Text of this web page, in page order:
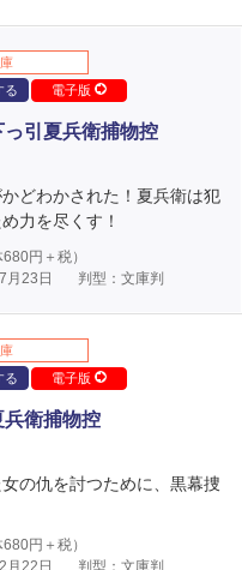
る
電子版
引夏兵衛捕物控
どわかされた！夏兵衛は犯
力を尽くす！
680円＋税）
月23日
判型：文庫判
る
電子版
衛捕物控
の仇を討つために、黒幕捜
680円＋税）
月22日
判型：文庫判